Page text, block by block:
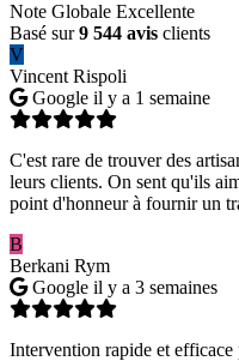
Note Globale Excellente
Basé sur9 544 avis clients
V
Vincent Rispoli
Google il y a 1 semaine
C'est rare de trouver des
leurs clients. On sent qu'ils
point d'honneur à fournir un
B
Berkani Rym
Google il y a 3 semaines
Intervention rapide et